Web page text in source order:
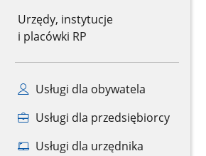
Urzędy, instytucje
i placówki RP
Usługi dla obywatela
Usługi dla przedsiębiorcy
Usługi dla urzędnika